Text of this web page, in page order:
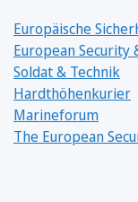
Europäische
European Security
Soldat & Technik
Hardthöhenkurier
Marineforum
The European